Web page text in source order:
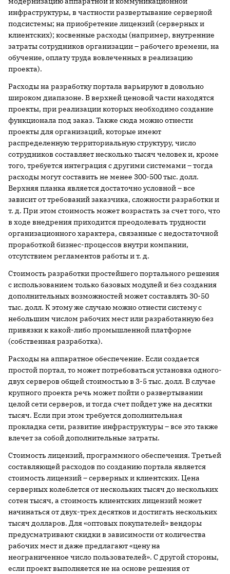
инфраструктуры, в частности развертывание серверной
подсистемы; на приобретение лицензий (серверных и
клиентских); косвенные расходы (например, внутренние
затраты сотрудников организации – рабочего времени, на
обучение, оплату труда вовлеченных в реализацию
проекта).
Расходы на разработку портала варьируют в довольно
широком диапазоне. В верхней ценовой части находятся
проекты, при реализации которых необходимо создание
функционала под заказ. Также сюда можно отнести
проекты для организаций, которые имеют
распределенную территориальную структуру, число
сотрудников составляет несколько тысяч человек и, кроме
того, требуется интеграция с другими системами – тогда
расходы могут составить не менее 300-500 тыс. долл.
Верхняя планка является достаточно условной – все
зависит от требований заказчика, сложности разработки и
т. д. При этом стоимость может возрастать за счет того, что
в ходе внедрения приходится преодолевать трудности
организационного характера, связанные с недостаточной
проработкой бизнес-процессов внутри компании,
отсутствием регламентов работы и т. д.
Стоимость разработки простейшего портального решения
с использованием только базовых модулей и без создания
дополнительных возможностей может составлять 30-50
тыс. долл. К этому же случаю можно отнести систему с
небольшим числом рабочих мест или разработанную без
привязки к какой-либо промышленной платформе
(собственная разработка).
Расходы на аппаратное обеспечение. Если создается
простой портал, то может потребоваться установка одного-
двух серверов общей стоимостью в 3-5 тыс. долл. В случае
крупного проекта речь может пойти о развертывании
целой сети серверов, и тогда счет пойдет уже на десятки
тысяч. Если при этом требуется дополнительная
прокладка сети, развитие инфраструктуры – все это также
влечет за собой дополнительные затраты.
Стоимость лицензий, программного обеспечения. Третьей
составляющей расходов по созданию портала является
стоимость лицензий – серверных и клиентских. Цена
серверных колеблется от нескольких тысяч до нескольких
сотен тысяч, а стоимость клиентских лицензий может
начинаться от двух-трех десятков и достигать нескольких
тысяч долларов. Для «оптовых покупателей» вендоры
предусматривают скидки в зависимости от количества
рабочих мест и даже предлагают «цену на
неограниченное число пользователей». С другой стороны,
если проект выполняется не на основе решения от